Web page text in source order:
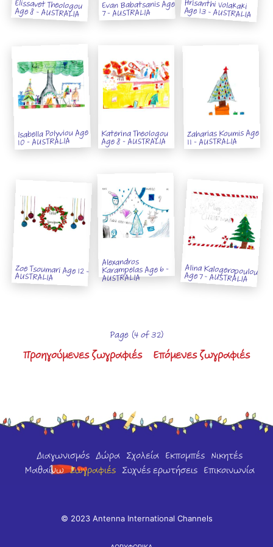
Elissavet Theologou
Age 8 - AUSTRALIA Evan Babatsanis Age
7 - AUSTRALIA Hrisanthi Volakaki
Age 13 - AUSTRALIA
Isabella Polyviou Age
10 - AUSTRALIA Katerina Theologou
Age 8 - AUSTRALIA Zaharias Koumis Age
11 - AUSTRALIA
Zoe Tsoumari Age 12 -
AUSTRALIA
Alexandros
Karampelas Age 6 -
AUSTRALIA Alina Kalogeropoulou
Age 7 - AUSTRALIA
Page (4 of 32)
Προηγούμενες ζωγραφιές Επόμενες ζωγραφιές
Διαγωνισμός Δώρα Σχολεία Εκπομπές Νικητές
Μαθαίνω Ζωγραφιές Συχνές ερωτήσεις Επικοινωνία
© 2023 Antenna International Channels